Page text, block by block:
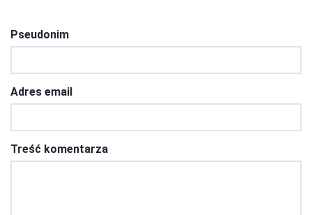
Pseudonim
Adres email
Treść komentarza